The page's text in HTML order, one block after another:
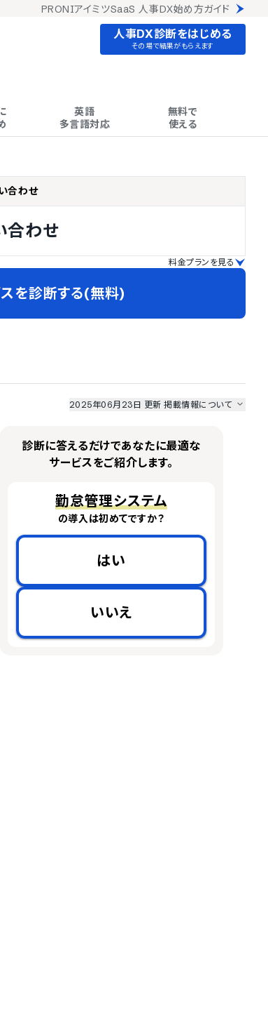
PRONIアイミツSaaS 人事DX始め方ガイド
人事DX診断をはじめる
その場で結果がもらえます
英語
多言語対応
無料で
使える
合わせ
合わせ
料金プランを見る
を診断する(無料)
2025年06月23日 更新掲載情報について
一部
PRONIアイミツSaaS
のサービスデータを参照しています。
人事DX最強ナビ編集部 情報取得元
診断に答えるだけであなたに最適な
サービスをご紹介します。
勤怠管理システム
の導入は初めてですか？
はい
いいえ